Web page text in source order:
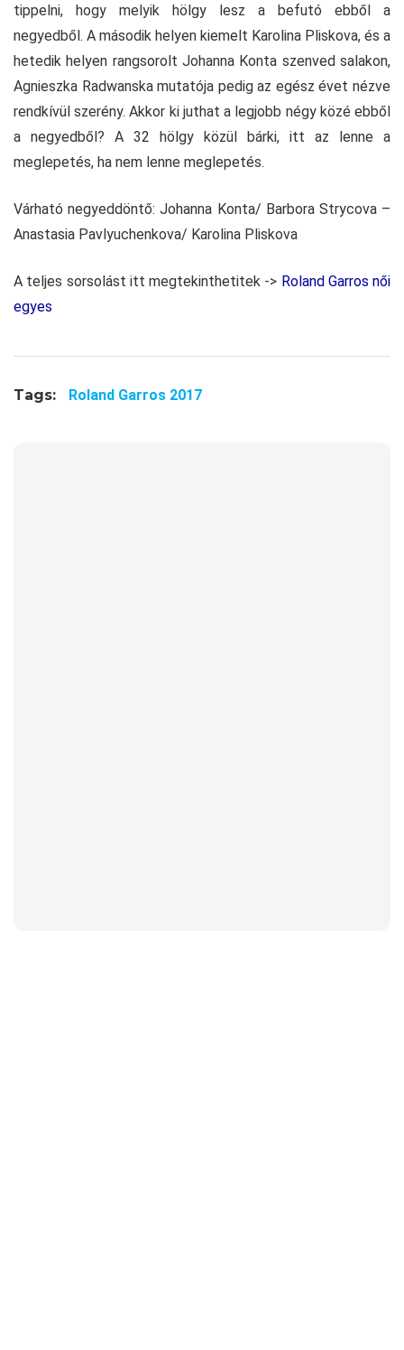
tippelni, hogy melyik hölgy lesz a befutó ebből a
negyedből. A második helyen kiemelt Karolina Pliskova, és a
hetedik helyen rangsorolt Johanna Konta szenved salakon,
Agnieszka Radwanska mutatója pedig az egész évet nézve
rendkívül szerény. Akkor ki juthat a legjobb négy közé ebből
a negyedből? A 32 hölgy közül bárki, itt az lenne a
meglepetés, ha nem lenne meglepetés.
Várható negyeddöntő: Johanna Konta/ Barbora Strycova –
Anastasia Pavlyuchenkova/ Karolina Pliskova
A teljes sorsolást itt megtekinthetitek -> Roland Garros női
egyes
Tags: Roland Garros 2017